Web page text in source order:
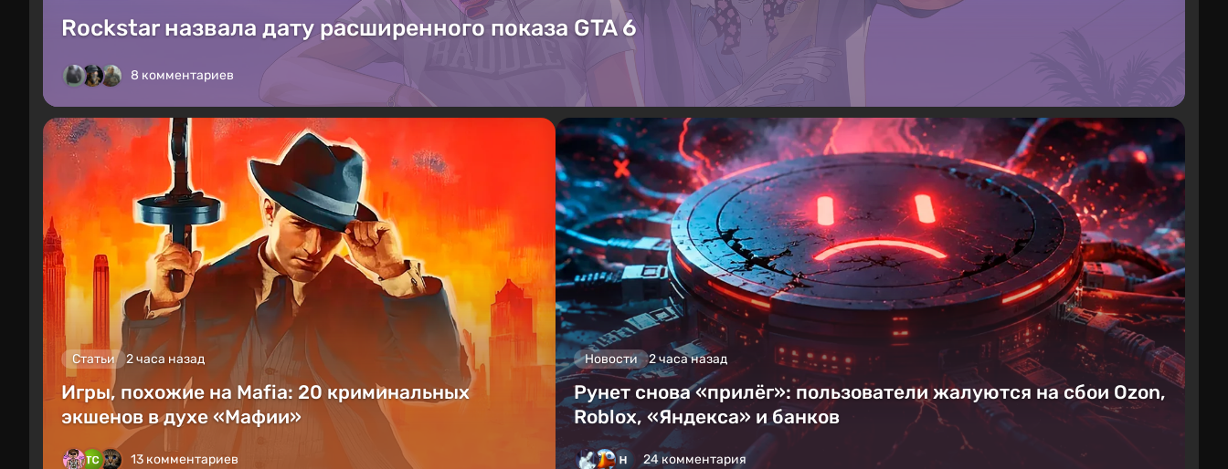
Rockstar назвала дату расширенного показа GTA 6
8 комментариев
Статьи 2 часа назад
Игры, похожие на Mafia: 20 криминальных
экшенов в духе «Мафии»
13 комментариев
Новости 2 часа назад
Рунет снова «прилёг»: пользователи жалуются на сбои Ozon,
Roblox, «Яндекса» и банков
24 комментария